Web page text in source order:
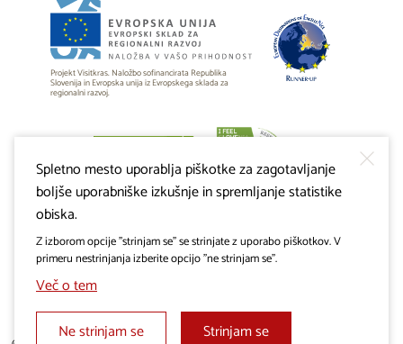
Projekt Visitkras. Naložbo sofinancirata Republika
Slovenija in Evropska unija iz Evropskega sklada za
regionalni razvoj.
Spletno mesto uporablja piškotke za zagotavljanje
boljše uporabniške izkušnje in spremljanje statistike
obiska.
Z izborom opcije "strinjam se" se strinjate z uporabo piškotkov. V
primeru nestrinjanja izberite opcijo "ne strinjam se".
Več o tem
Ne strinjam se
Strinjam se